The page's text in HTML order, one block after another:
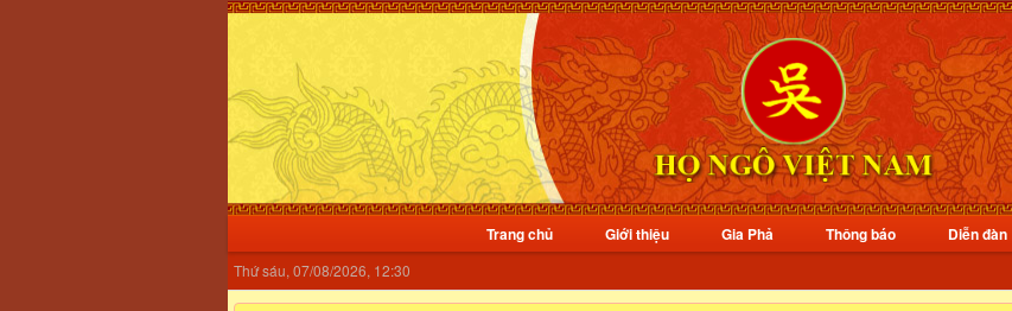
Trang chủ Giới thiệu Gia Phả Thông báo Diễn đàn
Thứ sáu, 07/08/2026, 12:30